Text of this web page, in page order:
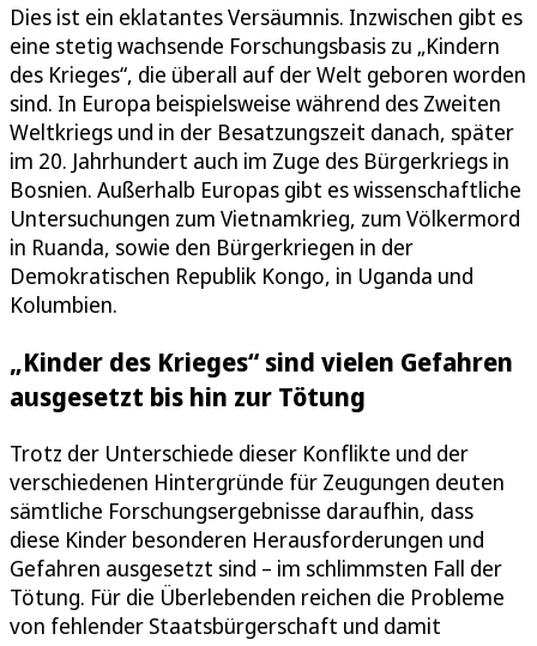
Dies ist ein eklatantes Versäumnis. Inzwischen gibt es
eine stetig wachsende Forschungsbasis zu „Kindern
des Krieges“, die überall auf der Welt geboren worden
sind. In Europa beispielsweise während des Zweiten
Weltkriegs und in der Besatzungszeit danach, später
im 20. Jahrhundert auch im Zuge des Bürgerkriegs in
Bosnien. Außerhalb Europas gibt es wissenschaftliche
Untersuchungen zum Vietnamkrieg, zum Völkermord
in Ruanda, sowie den Bürgerkriegen in der
Demokratischen Republik Kongo, in Uganda und
Kolumbien.
„Kinder des Krieges“ sind vielen Gefahren
ausgesetzt bis hin zur Tötung
Trotz der Unterschiede dieser Konflikte und der
verschiedenen Hintergründe für Zeugungen deuten
sämtliche Forschungsergebnisse daraufhin, dass
diese Kinder besonderen Herausforderungen und
Gefahren ausgesetzt sind – im schlimmsten Fall der
Tötung. Für die Überlebenden reichen die Probleme
von fehlender Staatsbürgerschaft und damit